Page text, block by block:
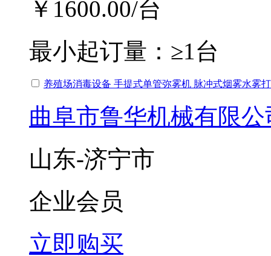
￥1600.00/台
最小起订量： ≥1台
养殖场消毒设备 手提式单管弥雾机 脉冲式烟雾水雾
曲阜市鲁华机械有限公
山东-济宁市
企业会员
立即购买